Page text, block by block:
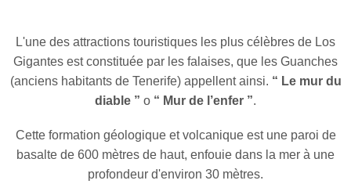
L'une des attractions touristiques les plus célèbres de Los
Gigantes est constituée par les falaises, que les Guanches
(anciens habitants de Tenerife) appellent ainsi. “ Le mur du
diable ” o “ Mur de l’enfer ”.
Cette formation géologique et volcanique est une paroi de
basalte de 600 mètres de haut, enfouie dans la mer à une
profondeur d'environ 30 mètres.